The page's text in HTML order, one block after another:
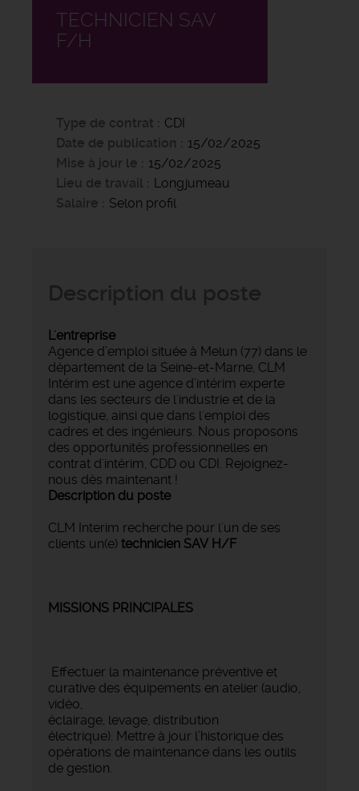
TECHNICIEN SAV
F/H
Type de contrat
CDI
Date de publication
15/02/2025
Mise à jour le
15/02/2025
Lieu de travail
Longjumeau
Salaire
Selon profil
L'entreprise
Agence d’emploi située à Melun (77) dans le
département de la Seine-et-Marne, CLM
Intérim est une agence d’intérim experte
dans les secteurs de l'industrie et de la
logistique, ainsi que dans l'emploi des
cadres et des ingénieurs. Nous proposons
des opportunités professionnelles en
contrat d'intérim, CDD ou CDI. Rejoignez-
nous dès maintenant !
Description du poste
CLM Interim recherche pour l'un de ses
clients un(e) technicien SAV H/F
MISSIONS PRINCIPALES
Effectuer la maintenance préventive et
curative des équipements en atelier (audio,
vidéo,
éclairage, levage, distribution
électrique). Mettre à jour l’historique des
opérations de maintenance dans les outils
de gestion.